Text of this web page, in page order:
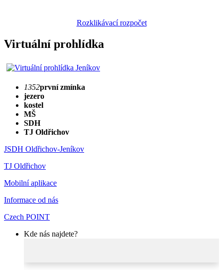
Rozklikávací rozpočet
Virtuální prohlídka
1352první zmínka
jezero
kostel
MŠ
SDH
TJ Oldřichov
JSDH Oldřichov-Jeníkov
TJ Oldřichov
Mobilní aplikace
Informace od nás
Czech POINT
Kde nás najdete?